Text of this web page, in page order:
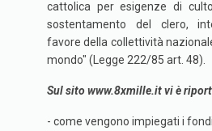
cattolica per esigenze di
sostentamento del clero,
favore della collettività
mondo" (Legge 222/85 art. 48).
Sul sito www.8xmille.it vi è
- come vengono impiegati i